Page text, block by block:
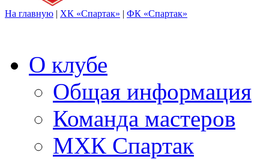
На главную | ХК «Спартак» | ФК «Спартак»
О клубе
Общая информация
Команда мастеров
МХК Спартак